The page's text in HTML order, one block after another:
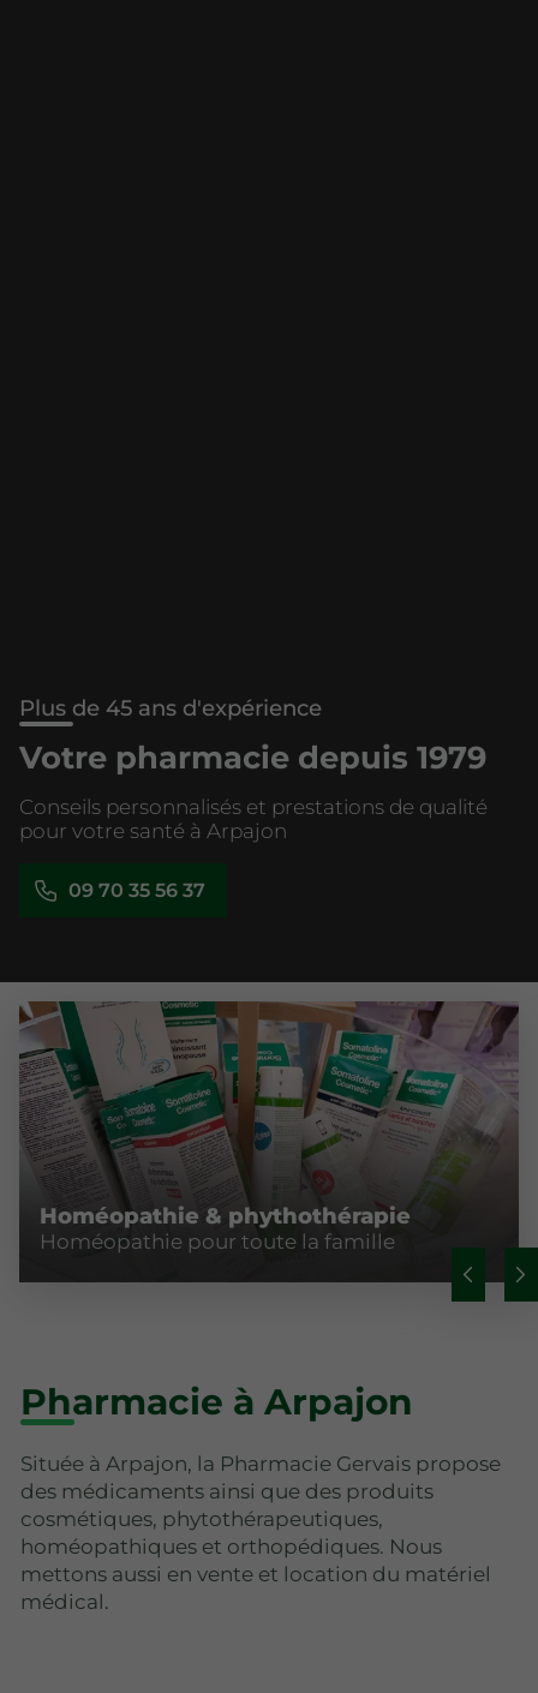
Plus de 45 ans d'expérience
Votre pharmacie depuis 1979
Conseils personnalisés et prestations de qualité
pour votre santé à Arpajon
09 70 35 56 37
Homéopathie & phythothérapie
Homéopathie pour toute la famille
Pharmacie à Arpajon
Située à Arpajon, la Pharmacie Gervais propose
des médicaments ainsi que des produits
cosmétiques, phytothérapeutiques,
homéopathiques et orthopédiques. Nous
mettons aussi en vente et location du matériel
médical.